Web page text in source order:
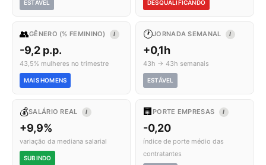
ESTÁVEL DESQUALIFICANDO
👥GÊNERO (% FEMININO) I
-9,2 p.p.
43,5% mulheres no trimestre
MAIS HOMENS
🕐JORNADA SEMANAL I
+0,1h
43h → 43h semanais
ESTÁVEL
💰SALÁRIO REAL I
+9,9%
variação da mediana salarial
SUBINDO
🏢 PORTE EMPRESAS I
-0,20
índice de porte médio das
contratantes